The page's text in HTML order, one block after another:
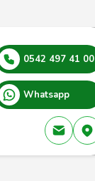
0542 497 41 00
Whatsapp